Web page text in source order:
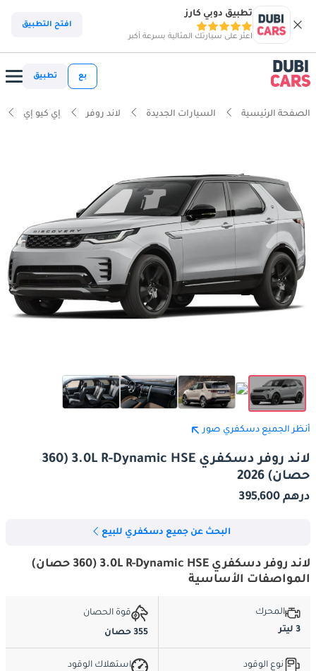
تطبيق دوبي كارز
اعثر على سيارتك المثالية بسرعة أكبر
افتح التطبيق
بع تطبيق
الصفحة الرئيسية السيارات الجديدة لاند روفر إي كيو إي
أنظر الجميع دسكفري صور
لاند روفر دسكفري 3.0L R-Dynamic HSE (360
حصان) 2026
درهم 395,600
البحث عن جميع دسكفري للبيع
لاند روفر دسكفري 3.0L R-Dynamic HSE (360 حصان)
المواصفات الأساسية
المحرك
3 ليتر
قوة الحصان
355 حصان
نوع الوقود استهلاك الوقود